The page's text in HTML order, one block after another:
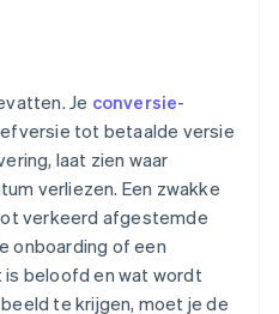
Je conversie-
tot betaalde versie
laat zien waar
verliezen. Een zwakke
verkeerd afgestemde
onboarding of een
beloofd en wat wordt
te krijgen, moet je de